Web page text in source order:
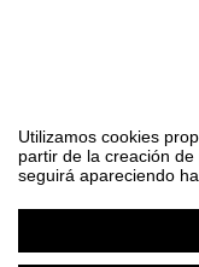
Utilizamos cookies
partir de la creación
seguirá apareciendo